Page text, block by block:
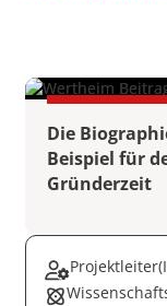
Die
Beispiel für
Gründerzeit